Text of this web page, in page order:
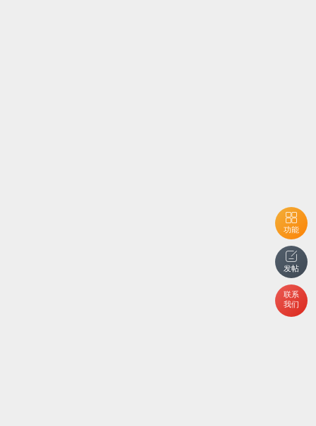
功能
发帖
联系
我们